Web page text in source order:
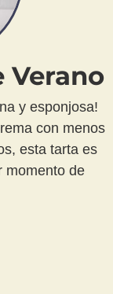
Verano
y esponjosa!
con menos
esta tarta es
momento de